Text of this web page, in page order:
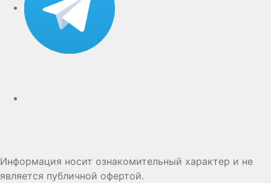
Информация носит ознакомительный характер и не
является публичной офертой.